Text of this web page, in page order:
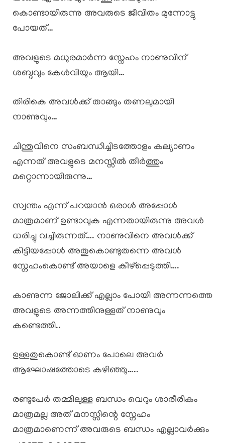
കൊണ്ടായിരുന്നു അവരുടെ ജീവിതം മുന്നോട്ടു
പോയത്…
അവളുടെ മധുരമാർന്ന സ്നേഹം നാണുവിന്
ശബ്ദവും കേൾവിയും ആയി…
തിരികെ അവൾക്ക് താങ്ങും തണലുമായി
നാണുവും…
ചിന്തുവിനെ സംബന്ധിച്ചിടത്തോളം കല്യാണം
എന്നത് അവളുടെ മനസ്സിൽ തീർത്തും
മറ്റൊന്നായിരുന്നു…
സ്വന്തം എന്ന് പറയാൻ ഒരാൾ അപ്പോൾ
മാത്രമാണ് ഉണ്ടാവുക എന്നതായിരുന്നു അവൾ
ധരിച്ചു വച്ചിരുന്നത്…. നാണുവിനെ അവൾക്ക്
കിട്ടിയപ്പോൾ അതുകൊണ്ടുതന്നെ അവൾ
സ്നേഹംകൊണ്ട് അയാളെ കീഴ്പ്പെടുത്തി….
കാണുന്ന ജോലിക്ക് എല്ലാം പോയി അന്നന്നത്തെ
അവളുടെ അന്നത്തിനുള്ളത് നാണുവും
കണ്ടെത്തി..
ഉള്ളതുകൊണ്ട് ഓണം പോലെ അവർ
ആഘോഷത്തോടെ കഴിഞ്ഞു…..
രണ്ടുപേർ തമ്മിലുള്ള ബന്ധം വെറും ശാരീരികം
മാത്രമല്ല അത് മനസ്സിന്റെ സ്നേഹം
മാത്രമാണെന്ന് അവരുടെ ബന്ധം എല്ലാവർക്കും